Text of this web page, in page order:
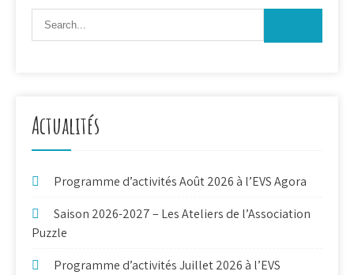
Actualités
Programme d’activités Août 2026 à l’EVS Agora
Saison 2026-2027 – Les Ateliers de l’Association
Puzzle
Programme d’activités Juillet 2026 à l’EVS